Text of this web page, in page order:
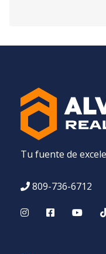
Tu fuente de
809-736-6712